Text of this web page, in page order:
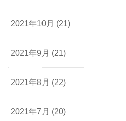
2021年10月 (21)
2021年9月 (21)
2021年8月 (22)
2021年7月 (20)